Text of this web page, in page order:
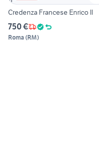
Credenza Francese Enrico II
750 €
Roma (RM)